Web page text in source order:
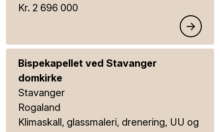
Kr. 2 696 000
Bispekapellet ved Stavanger
domkirke
Stavanger
Rogaland
Klimaskall, glassmaleri, drenering, UU og